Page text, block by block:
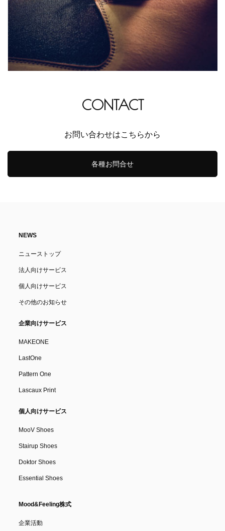
CONTACT
お問い合わせはこちらから
各種お問合せ
NEWS
ニューストップ
法人向けサービス
個人向けサービス
その他のお知らせ
企業向けサービス
MAKEONE
LastOne
Pattern One
Lascaux Print
個人向けサービス
MooV Shoes
Stairup Shoes
Doktor Shoes
Essential Shoes
Mood&Feeling株式
企業活動